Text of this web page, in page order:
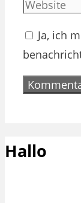
Ja, ich
Hallo